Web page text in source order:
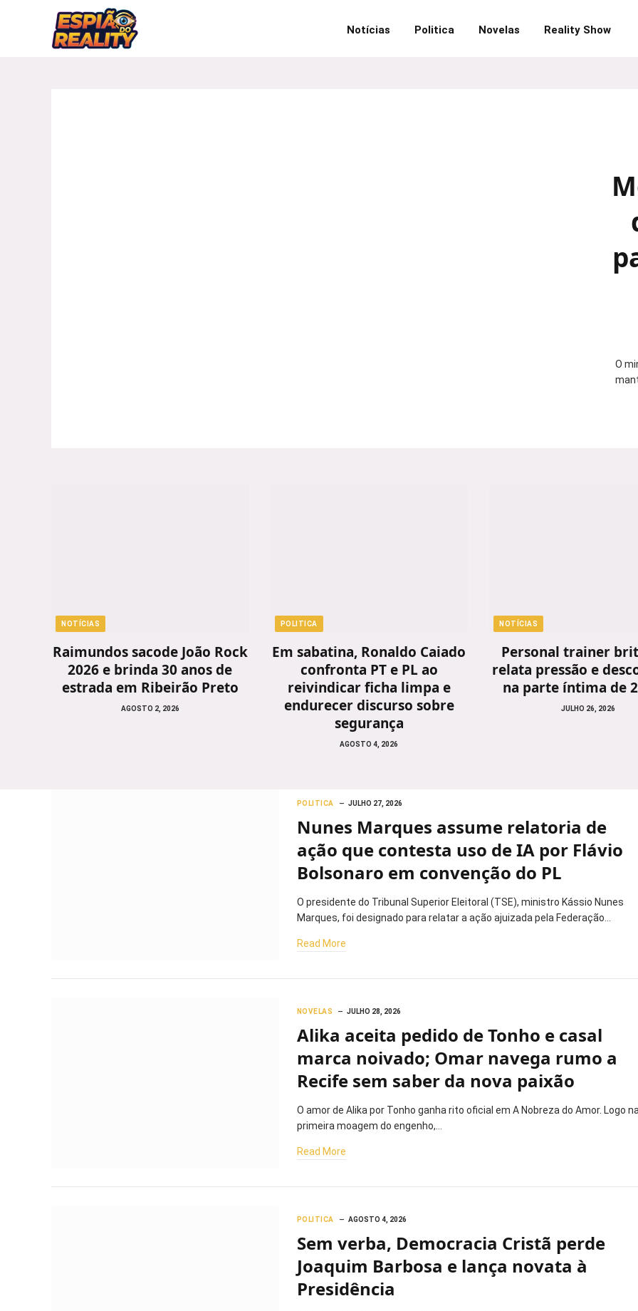
Notícias Politica Novelas Reality Show
O
NOTÍCIAS
Raimundos sacode João Rock
2026 e brinda 30 anos de
estrada em Ribeirão Preto
AGOSTO 2, 2026
POLITICA
Em sabatina, Ronaldo Caiado
confronta PT e PL ao
reivindicar ficha limpa e
endurecer discurso sobre
segurança
AGOSTO 4, 2026
NOTÍCIAS
Personal trainer
relata pressão e
na parte íntima de
JULHO 26, 2026
POLITICA JULHO 27, 2026
Nunes Marques assume relatoria de
ação que contesta uso de IA por Flávio
Bolsonaro em convenção do PL
O presidente do Tribunal Superior Eleitoral (TSE), ministro Kássio Nunes
Marques, foi designado para relatar a ação ajuizada pela Federação…
Read More
NOVELAS JULHO 28, 2026
Alika aceita pedido de Tonho e casal
marca noivado; Omar navega rumo a
Recife sem saber da nova paixão
O amor de Alika por Tonho ganha rito oficial em A Nobreza do Amor. Logo na
primeira moagem do engenho,…
Read More
POLITICA AGOSTO 4, 2026
Sem verba, Democracia Cristã perde
Joaquim Barbosa e lança novata à
Presidência